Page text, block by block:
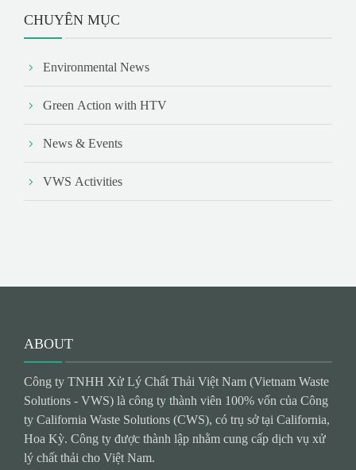
CHUYÊN MỤC
Environmental News
Green Action with HTV
News & Events
VWS Activities
ABOUT
Công ty TNHH Xử Lý Chất Thải Việt Nam (Vietnam Waste
Solutions - VWS) là công ty thành viên 100% vốn của Công
ty California Waste Solutions (CWS), có trụ sở tại California,
Hoa Kỳ. Công ty được thành lập nhằm cung cấp dịch vụ xử
lý chất thải cho Việt Nam.